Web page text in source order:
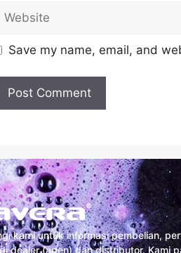
Save my name, email, and
kami untuk informasi pembelian,
dealer (agen) dan distributor. Kami